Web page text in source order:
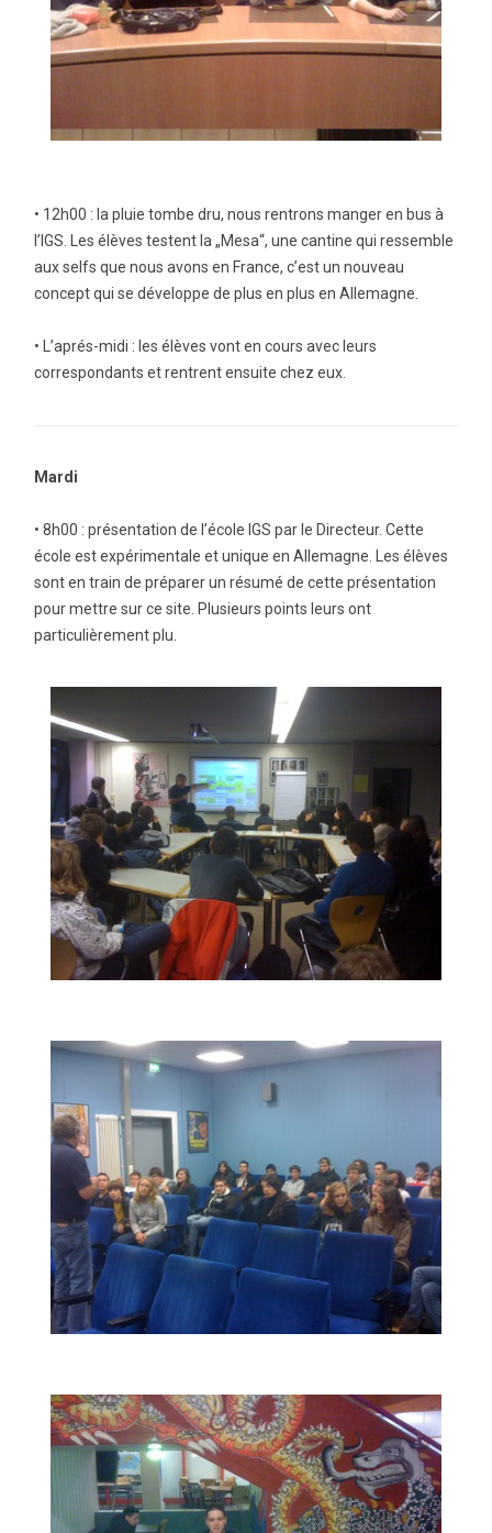
• 12h00 : la pluie tombe dru, nous rentrons manger en bus à
l’IGS. Les élèves testent la „Mesa“, une cantine qui ressemble
aux selfs que nous avons en France, c’est un nouveau
concept qui se développe de plus en plus en Allemagne.
• L’aprés-midi : les élèves vont en cours avec leurs
correspondants et rentrent ensuite chez eux.
Mardi
• 8h00 : présentation de l’école IGS par le Directeur. Cette
école est expérimentale et unique en Allemagne. Les élèves
sont en train de préparer un résumé de cette présentation
pour mettre sur ce site. Plusieurs points leurs ont
particulièrement plu.